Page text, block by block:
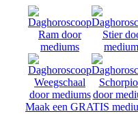
Maak een GRATIS